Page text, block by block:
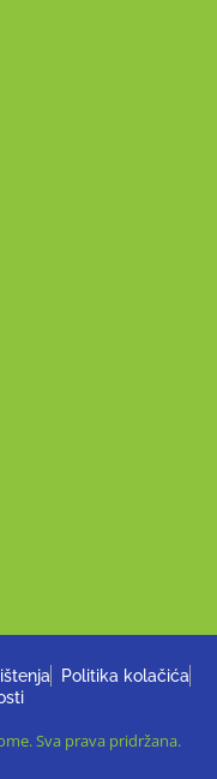
Politika kolačića
Sva prava pridržana.